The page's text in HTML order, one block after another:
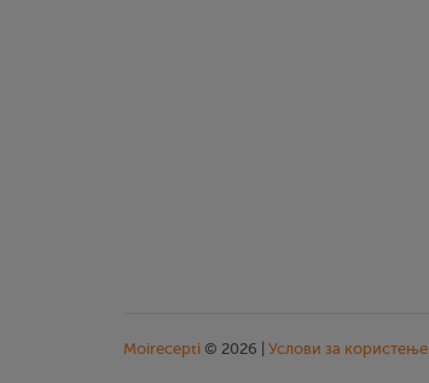
Moirecepti © 2026 | Услови за користење